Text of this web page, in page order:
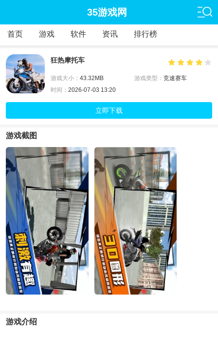
35游戏网
首页 游戏 软件 资讯 排行榜
狂热摩托车
游戏大小： 43.32MB 游戏类型： 竞速赛车
时间： 2026-07-03 13:20
立即下载
游戏截图
游戏介绍